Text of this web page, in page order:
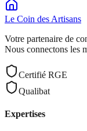
Le Coin des Artisans
Votre partenaire de
Nous connectons les
Certifié RGE
Qualibat
Expertises